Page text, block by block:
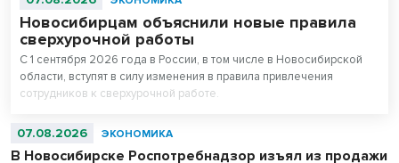
Новосибирцам объяснили новые правила
сверхурочной работы
С 1 сентября 2026 года в России, в том числе в Новосибирской
области, вступят в силу изменения в правила привлечения
сотрудников к сверхурочной работе.
07.08.2026 ЭКОНОМИКА
В Новосибирске Роспотребнадзор изъял из продажи